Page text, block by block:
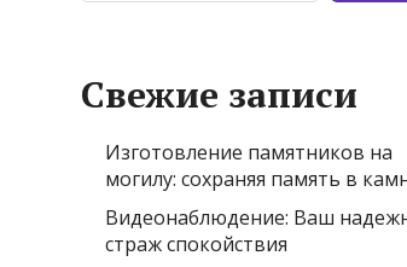
Свежие записи
Изготовление памятников на
могилу: сохраняя память в
Видеонаблюдение: Ваш
страж спокойствия